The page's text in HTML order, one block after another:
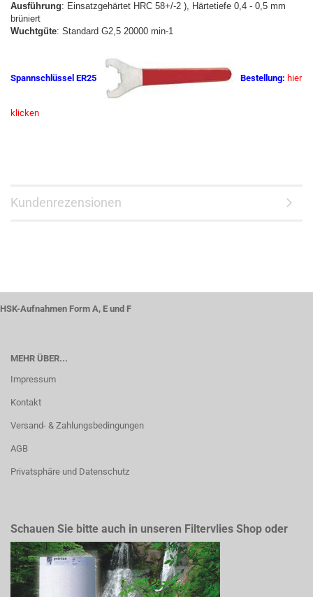
Ausführung: Einsatzgehärtet HRC 58+/-2 ), Härtetiefe 0,4 - 0,5 mm
brüniert
Wuchtgüte: Standard G2,5 20000 min-1
Spannschlüssel ER25 Bestellung: hier
klicken
Kundenrezensionen
HSK-Aufnahmen Form A, E und F
MEHR ÜBER...
Impressum
Kontakt
Versand- & Zahlungsbedingungen
AGB
Privatsphäre und Datenschutz
Schauen Sie bitte auch in unseren Filtervlies Shop oder